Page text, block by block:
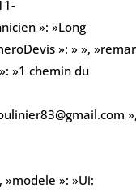
»: »Long
»: » »,
»1 chemin du
»: »Ui: